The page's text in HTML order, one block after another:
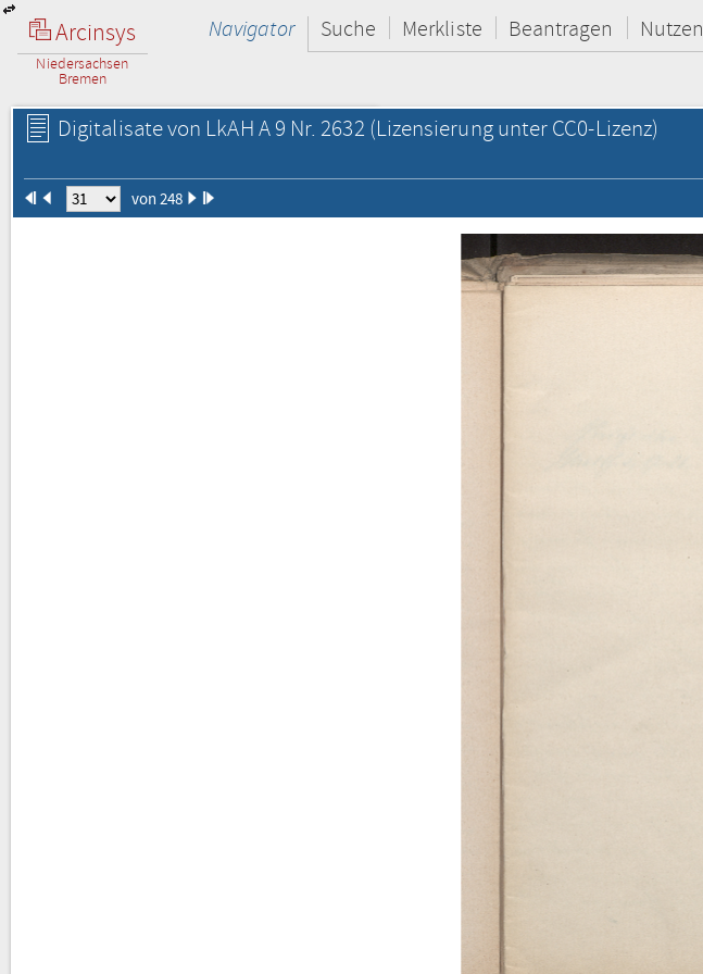
Arcinsys
Niedersachsen
Bremen
Navigator Suche Merkliste Beantragen Nutzen
Digitalisate von LkAH A 9 Nr. 2632 (Lizensierung unter CC0-Lizenz)
von 248